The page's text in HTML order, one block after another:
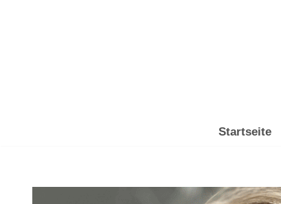
Startseite